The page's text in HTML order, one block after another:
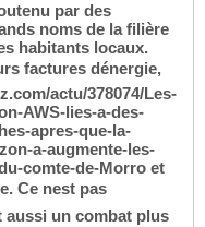
par des
noms de la filière
habitants locaux.
factures dénergie,
actu/378074/Les-
AWS-lies-a-des-
apres-que-la-
a-augmente-les-
comte-de-Morro et
Ce nest pas
aussi un combat plus